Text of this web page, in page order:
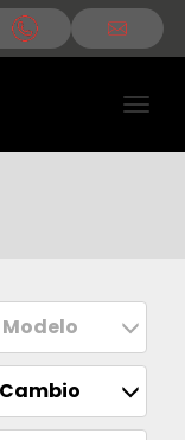
Modelo
Cambio